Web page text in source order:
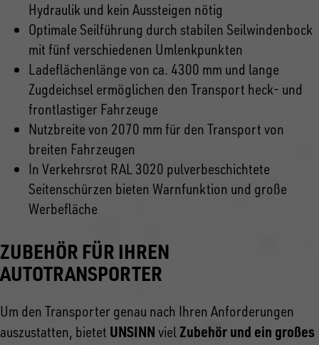
Hydraulik und kein Aussteigen nötig
Optimale Seilführung durch stabilen Seilwindenbock
mit fünf verschiedenen Umlenkpunkten
Ladeflächenlänge von ca. 4300 mm und lange
Zugdeichsel ermöglichen den Transport heck- und
frontlastiger Fahrzeuge
Nutzbreite von 2070 mm für den Transport von
breiten Fahrzeugen
In Verkehrsrot RAL 3020 pulverbeschichtete
Seitenschürzen bieten Warnfunktion und große
Werbefläche
ZUBEHÖR FÜR IHREN
AUTOTRANSPORTER
Um den Transporter genau nach Ihren Anforderungen
auszustatten, bietet UNSINN vielZubehör und ein großes